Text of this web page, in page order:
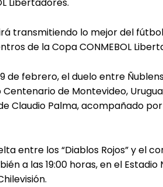
Libertadores.
transmitiendo lo mejor del
de la Copa CONMEBOL
de febrero, el duelo entre
Centenario de Montevideo,
Claudio Palma, acompañado
entre los “Diablos Rojos” y el
a las 19:00 horas, en el Estadio